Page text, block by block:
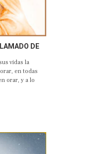
DE
MARÍA
vidas la
en todas
orar, y a lo